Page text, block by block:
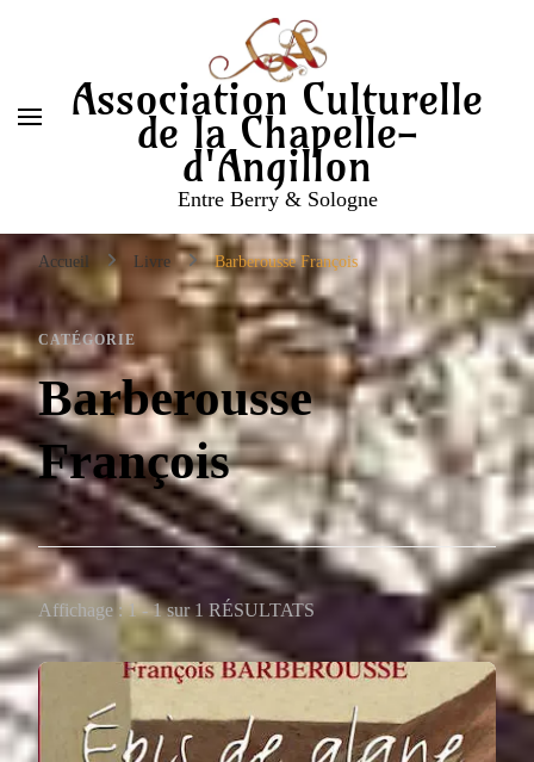
Association Culturelle
de la Chapelle-
d'Angillon
Entre Berry & Sologne
Accueil Livre Barberousse François
CATÉGORIE
Barberousse
François
Affichage : 1 - 1 sur 1 RÉSULTATS